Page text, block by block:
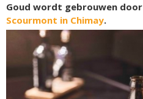
Goud wordt gebrouwen door
Scourmont in Chimay.